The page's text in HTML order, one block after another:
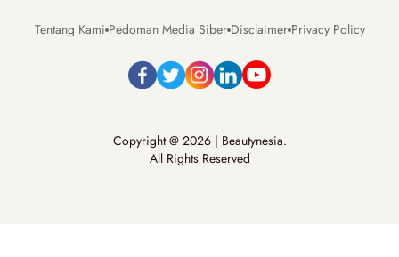
Tentang Kami Pedoman Media Siber Disclaimer Privacy Policy
Copyright @ 2026 | Beautynesia.
All Rights Reserved